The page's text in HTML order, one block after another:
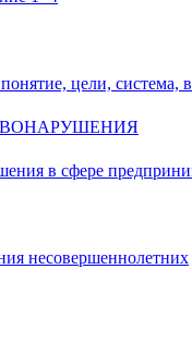
цели, система,
в сфере
несовершеннолетних